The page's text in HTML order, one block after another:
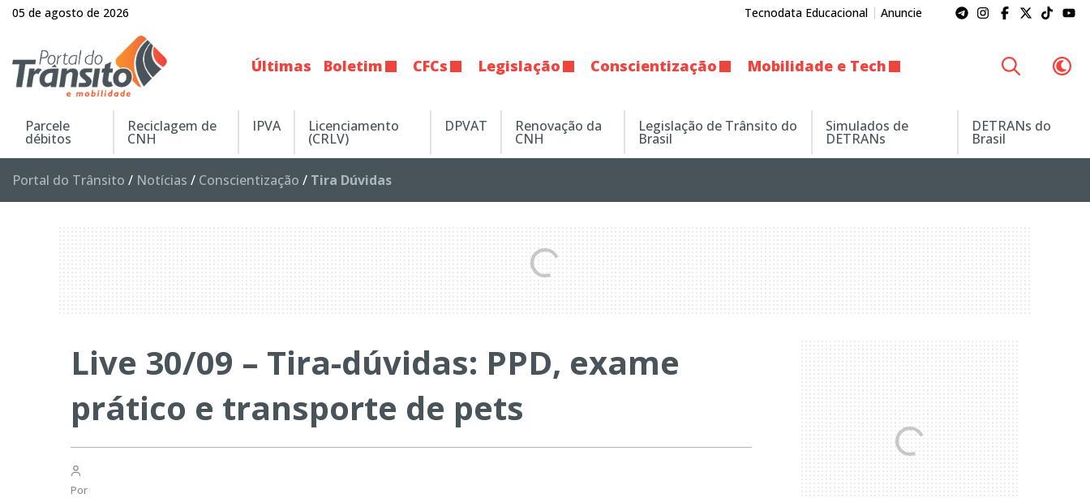
05 de agosto de 2026 Tecnodata Educacional Anuncie
Últimas Boletim CFCs Legislação Conscientização Mobilidade e Tech
Parcele
débitos
Reciclagem de
CNH
IPVA Licenciamento
(CRLV)
DPVAT Renovação da
CNH
Legislação de Trânsito do
Brasil
Simulados de
DETRANs
DETRANs do
Brasil
Portal do Trânsito / Notícias / Conscientização / Tira Dúvidas
Live 30/09 – Tira-dúvidas: PPD, exame
prático e transporte de pets
Por